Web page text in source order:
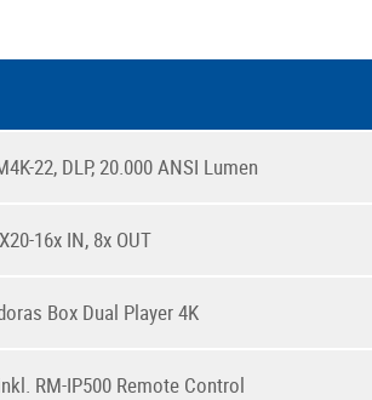
22, DLP, 20.000 ANSI Lumen
16x IN, 8x OUT
Box Dual Player 4K
RM-IP500 Remote Control